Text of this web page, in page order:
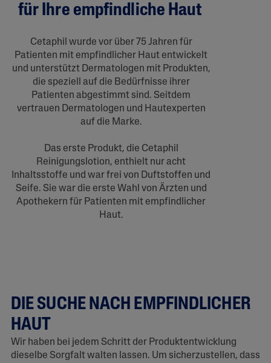
für Ihre empfindliche Haut
Cetaphil wurde vor über 75 Jahren für
Patienten mit empfindlicher Haut entwickelt
und unterstützt Dermatologen mit Produkten,
die speziell auf die Bedürfnisse ihrer
Patienten abgestimmt sind. Seitdem
vertrauen Dermatologen und Hautexperten
auf die Marke.
Das erste Produkt, die Cetaphil
Reinigungslotion, enthielt nur acht
Inhaltsstoffe und war frei von Duftstoffen und
Seife. Sie war die erste Wahl von Ärzten und
Apothekern für Patienten mit empfindlicher
Haut.
DIE SUCHE NACH EMPFINDLICHER
HAUT
Wir haben bei jedem Schritt der Produktentwicklung
dieselbe Sorgfalt walten lassen. Um sicherzustellen, dass